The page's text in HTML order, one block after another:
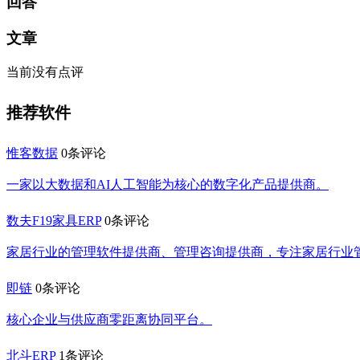
文章
当前没有点评
推荐软件
惟客数据 0条评论
一家以大数据和AI人工智能为核心的数字化产品提供商。
数夫F19家具ERP 0条评论
家居行业的管理软件提供商、管理咨询提供商，专注家居行业
即链 0条评论
核心企业与供应商零距离协同平台。
北斗ERP 1条评论